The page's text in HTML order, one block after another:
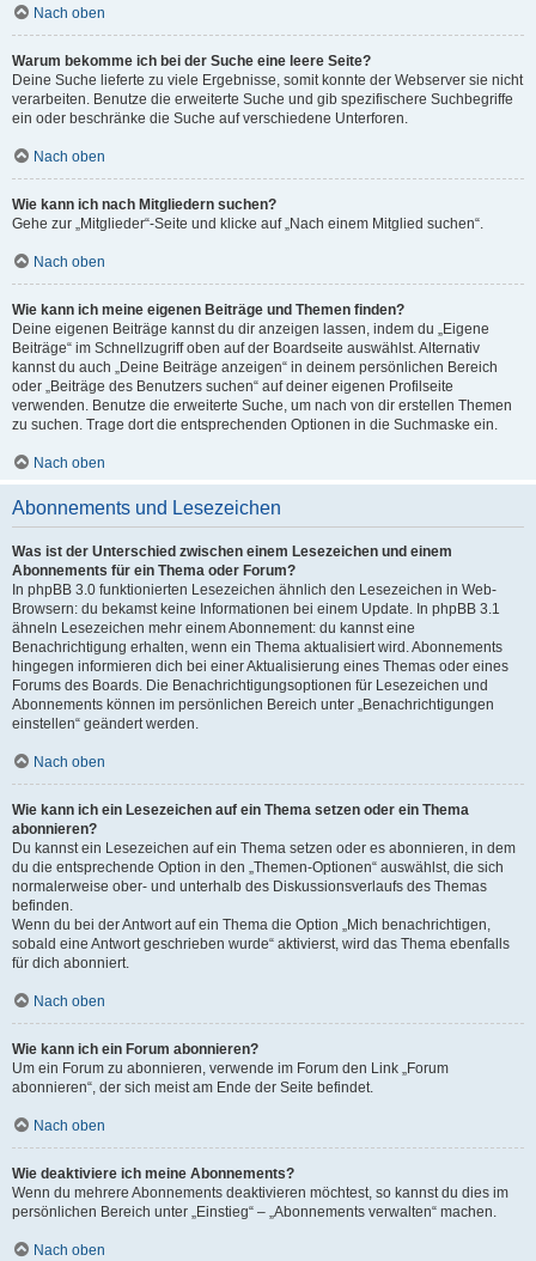
Nach oben
Warum bekomme ich bei der Suche eine leere Seite?
Deine Suche lieferte zu viele Ergebnisse, somit konnte der Webserver sie nicht
verarbeiten. Benutze die erweiterte Suche und gib spezifischere Suchbegriffe
ein oder beschränke die Suche auf verschiedene Unterforen.
Nach oben
Wie kann ich nach Mitgliedern suchen?
Gehe zur „Mitglieder“-Seite und klicke auf „Nach einem Mitglied suchen“.
Nach oben
Wie kann ich meine eigenen Beiträge und Themen finden?
Deine eigenen Beiträge kannst du dir anzeigen lassen, indem du „Eigene
Beiträge“ im Schnellzugriff oben auf der Boardseite auswählst. Alternativ
kannst du auch „Deine Beiträge anzeigen“ in deinem persönlichen Bereich
oder „Beiträge des Benutzers suchen“ auf deiner eigenen Profilseite
verwenden. Benutze die erweiterte Suche, um nach von dir erstellen Themen
zu suchen. Trage dort die entsprechenden Optionen in die Suchmaske ein.
Nach oben
Abonnements und Lesezeichen
Was ist der Unterschied zwischen einem Lesezeichen und einem
Abonnements für ein Thema oder Forum?
In phpBB 3.0 funktionierten Lesezeichen ähnlich den Lesezeichen in Web-
Browsern: du bekamst keine Informationen bei einem Update. In phpBB 3.1
ähneln Lesezeichen mehr einem Abonnement: du kannst eine
Benachrichtigung erhalten, wenn ein Thema aktualisiert wird. Abonnements
hingegen informieren dich bei einer Aktualisierung eines Themas oder eines
Forums des Boards. Die Benachrichtigungsoptionen für Lesezeichen und
Abonnements können im persönlichen Bereich unter „Benachrichtigungen
einstellen“ geändert werden.
Nach oben
Wie kann ich ein Lesezeichen auf ein Thema setzen oder ein Thema
abonnieren?
Du kannst ein Lesezeichen auf ein Thema setzen oder es abonnieren, in dem
du die entsprechende Option in den „Themen-Optionen“ auswählst, die sich
normalerweise ober- und unterhalb des Diskussionsverlaufs des Themas
befinden.
Wenn du bei der Antwort auf ein Thema die Option „Mich benachrichtigen,
sobald eine Antwort geschrieben wurde“ aktivierst, wird das Thema ebenfalls
für dich abonniert.
Nach oben
Wie kann ich ein Forum abonnieren?
Um ein Forum zu abonnieren, verwende im Forum den Link „Forum
abonnieren“, der sich meist am Ende der Seite befindet.
Nach oben
Wie deaktiviere ich meine Abonnements?
Wenn du mehrere Abonnements deaktivieren möchtest, so kannst du dies im
persönlichen Bereich unter „Einstieg“ – „Abonnements verwalten“ machen.
Nach oben